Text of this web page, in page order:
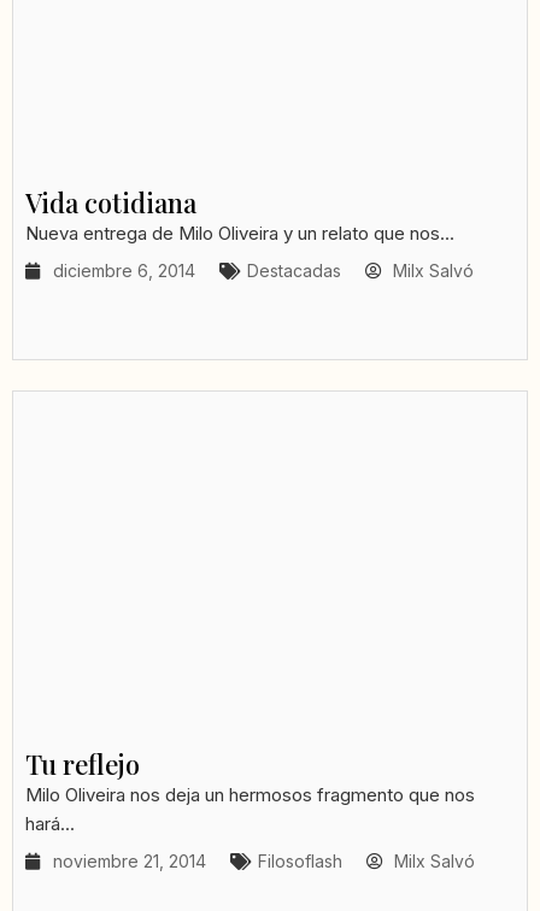
Vida cotidiana
Nueva entrega de Milo Oliveira y un relato que nos...
diciembre 6, 2014 Destacadas Milx Salvó
Tu reflejo
Milo Oliveira nos deja un hermosos fragmento que nos
hará...
noviembre 21, 2014 Filosoflash Milx Salvó